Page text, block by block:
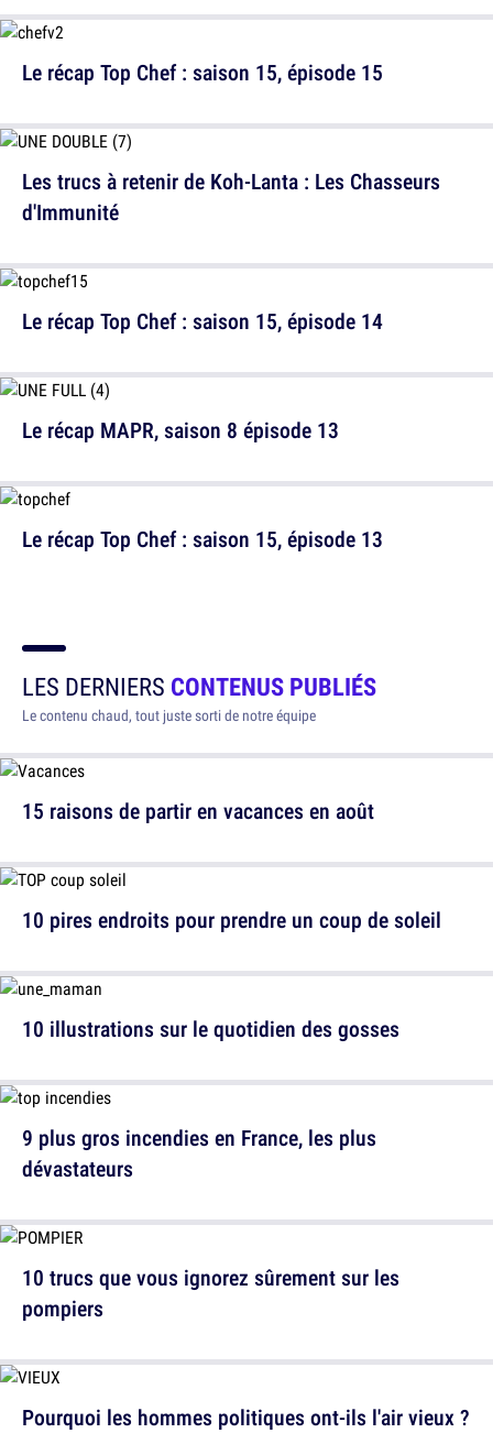
Le récap Top Chef : saison 15, épisode 15
Le récap Top Chef : saison 15, épisode 14
Le récap Top Chef : saison 15, épisode 13
Les trucs à retenir de Koh-Lanta : Les Chasseurs
d'Immunité
Le récap MAPR, saison 8 épisode 13
LES DERNIERS CONTENUS PUBLIÉS
Le contenu chaud, tout juste sorti de notre équipe
15 raisons de partir en vacances en août
10 illustrations sur le quotidien des gosses
10 trucs que vous ignorez sûrement sur les
pompiers
10 pires endroits pour prendre un coup de soleil
9 plus gros incendies en France, les plus
dévastateurs
Pourquoi les hommes politiques ont-ils l'air vieux ?